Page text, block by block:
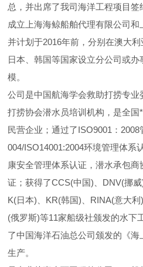
总，并出席了我司海洋工程项目
成立上海海鲸船舶代理有限公司和
并计划于2016年前，分别在澳大利
日本、韩国等国家设立分公司或
模。
公司是中国航海学会救助打捞专
打捞协会潜水员培训机构，是全
民营企业；通过了ISO9001：
004/ISO14001:2004环境管理体系
康安全管理体系认证，潜水承包
证；获得了CCS(中国)、DNV(挪
K(日本)、KR(韩国)、RINA(意大
(俄罗斯)等11家船级社颁发的水下
了中国海洋石油总公司颁发的《
生产。